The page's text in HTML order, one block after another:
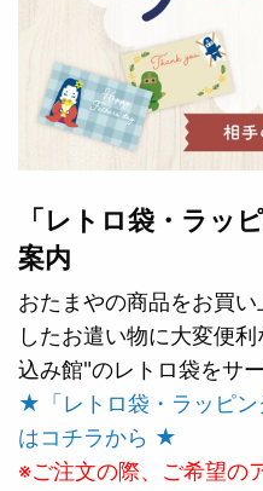
「レトロ袋・ラッ
案内
おたまやの商品をお買
したお遣い物に大変便
込み館"のレトロ袋をサ
★「レトロ袋・ラッピン
はコチラから ★
※ご注文の際、ご希望の